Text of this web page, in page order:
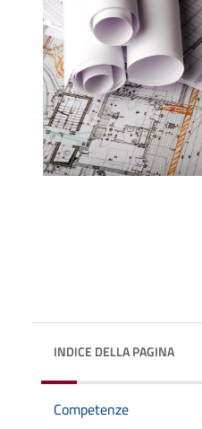
INDICE DELLA PAGINA
Competenze